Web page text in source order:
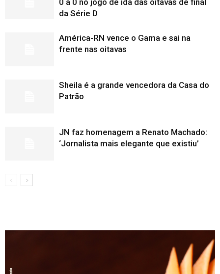
0 a 0 no jogo de ida das oitavas de final
da Série D
América-RN vence o Gama e sai na
frente nas oitavas
Sheila é a grande vencedora da Casa do
Patrão
JN faz homenagem a Renato Machado:
‘Jornalista mais elegante que existiu’